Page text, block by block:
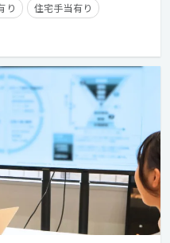
り
住宅手当有り